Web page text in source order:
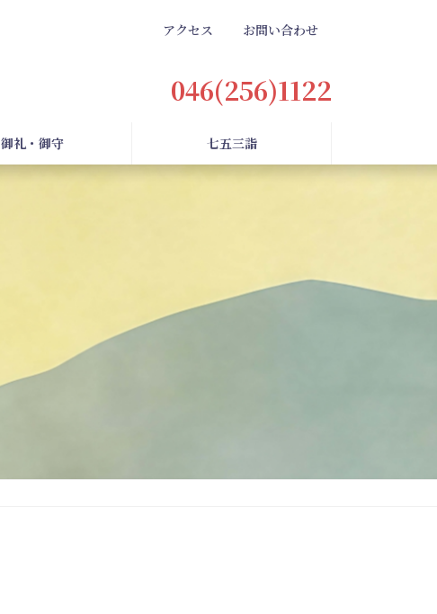
アクセス お問い合わせ
046(256)1122
御礼・御守 七五三詣